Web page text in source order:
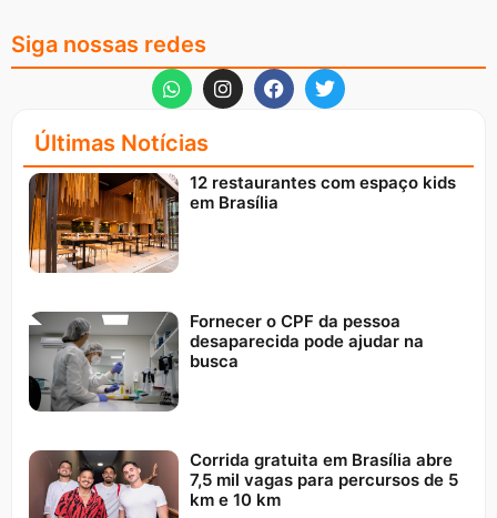
Siga nossas redes
Últimas Notícias
12 restaurantes com espaço kids
em Brasília
Fornecer o CPF da pessoa
desaparecida pode ajudar na
busca
Corrida gratuita em Brasília abre
7,5 mil vagas para percursos de 5
km e 10 km